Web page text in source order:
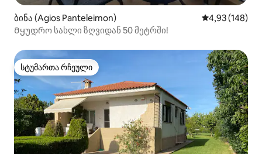
ბინა (Agios Panteleimon) საშუალო
4,93 (148)
Მყუდრო სახლი ზღვიდან 50 მეტრში!
სტუმართა რჩეული
სტუმართა რჩეული